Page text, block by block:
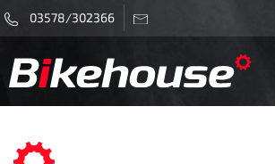
03578/302366